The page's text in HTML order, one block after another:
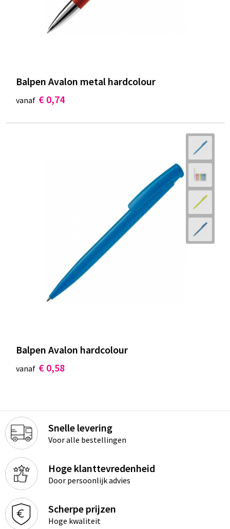
Balpen Avalon metal hardcolour
vanaf € 0,74
Balpen Avalon hardcolour
vanaf € 0,58
Snelle levering
Voor alle bestellingen
Hoge klanttevredenheid
Door persoonlijk advies
Scherpe prijzen
Hoge kwaliteit